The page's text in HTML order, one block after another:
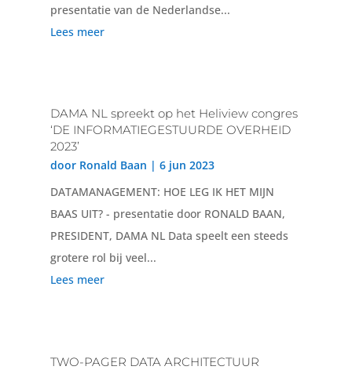
presentatie van de Nederlandse...
Lees meer
DAMA NL spreekt op het Heliview congres
‘DE INFORMATIEGESTUURDE OVERHEID
2023’
door Ronald Baan | 6 jun 2023
DATAMANAGEMENT: HOE LEG IK HET MIJN
BAAS UIT? - presentatie door RONALD BAAN,
PRESIDENT, DAMA NL Data speelt een steeds
grotere rol bij veel...
Lees meer
TWO-PAGER DATA ARCHITECTUUR